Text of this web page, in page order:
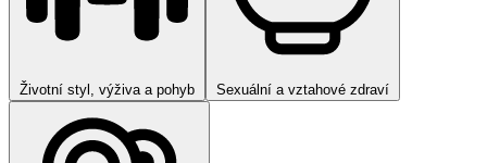
Životní styl, výživa a pohyb Sexuální a vztahové zdraví